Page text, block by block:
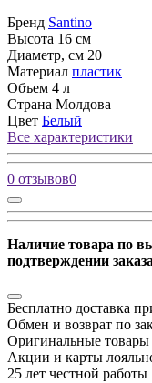
Бренд Santino
Высота 16 см
Диаметр, см 20
Материал пластик
Объем 4 л
Страна Молдова
Цвет Белый
Все характеристики
0 отзывов0
Наличие товара по
подтверждении заказа
Бесплатно доставка
Обмен и возврат по
Оригинальные товары
Акции и карты
25 лет честной работы